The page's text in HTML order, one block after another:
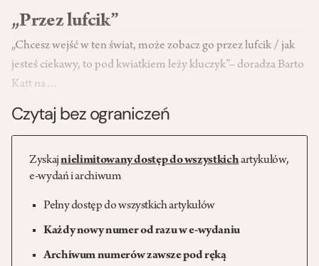
„Przez lufcik”
„Chcesz wejść w ten świat, może zobacz go przez lufcik / jak
jesteś ciekawy, to pod kwiatkiem leży kluczyk”– doradza Barto
Katt na…
Czytaj bez ograniczeń
Zyskajnielimitowany dostęp do wszystkichartykułów,
e-wydań i archiwum
Pełny dostęp do wszystkich artykułów
Każdy nowy numer od razu w e-wydaniu
Archiwum numerów zawsze pod ręką